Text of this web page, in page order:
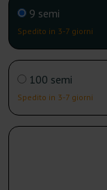
9 semi
Spedito in 3-7 giorni
100 semi
Spedito in 3-7 giorni